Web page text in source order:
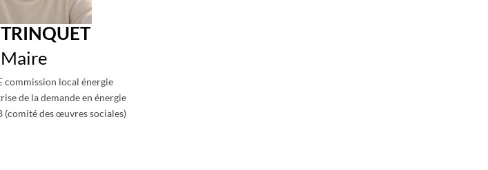
Maire
commission local énergie
de la demande en énergie
(comité des œuvres sociales)